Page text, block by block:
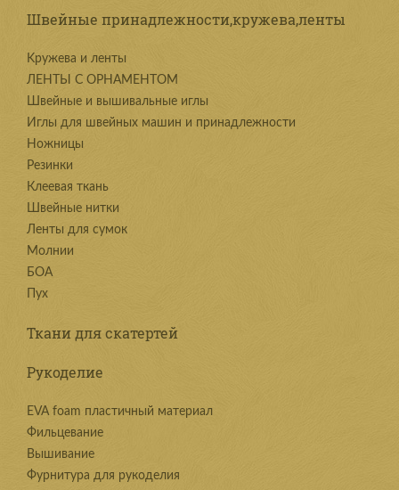
Швейные принадлежности,кружева,ленты
Kружева и ленты
ЛЕНТЫ С ОРНАМЕНТОМ
Швейные и вышивальные иглы
Иглы для швейных машин и принадлежности
Ножницы
Резинки
Клеевая ткань
Швейные нитки
Ленты для сумок
Молнии
БОА
Пух
Ткани для скатертей
Рукоделие
EVA foam пластичный материал
Фильцевание
Вышивание
Фурнитура для рукоделия